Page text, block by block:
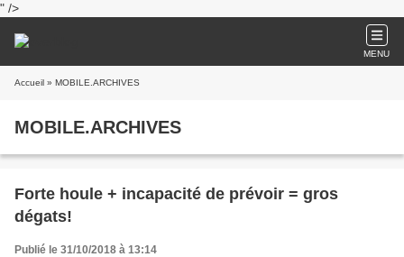
" />
MENU
Accueil » MOBILE.ARCHIVES
MOBILE.ARCHIVES
Forte houle + incapacité de prévoir = gros
dégats!
Publié le 31/10/2018 à 13:14